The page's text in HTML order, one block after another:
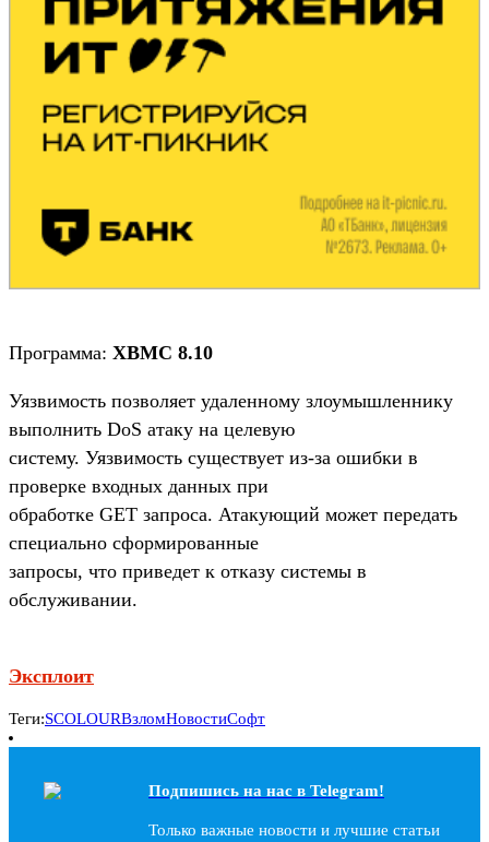
Программа: XBMC 8.10
Уязвимость позволяет удаленному злоумышленнику
выполнить DoS атаку на целевую
систему. Уязвимость существует из-за ошибки в
проверке входных данных при
обработке GET запроса. Атакующий может передать
специально сформированные
запросы, что приведет к отказу системы в
обслуживании.
Эксплоит
Теги:SCOLOURВзломНовостиСофт
Подпишись на наc в Telegram!
Только важные новости и лучшие статьи